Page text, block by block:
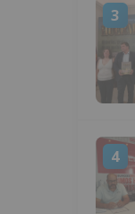
3
4